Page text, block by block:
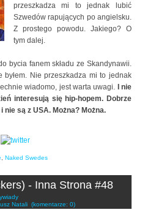
przeszkadza mi to jednak lubić
Szwedów rapujących po angielsku.
Z prostego powodu. Jakiego? O
tym dalej.
bycia fanem składu ze Skandynawii.
Nie przeszkadza mi to jednak
wiadomo, jest warta uwagi. I nie
interesują się hip-hopem. Dobrze
są z USA. Można? Można.
Naked Swedes
- Inna Strona #48
Natali (komentarze: 0)